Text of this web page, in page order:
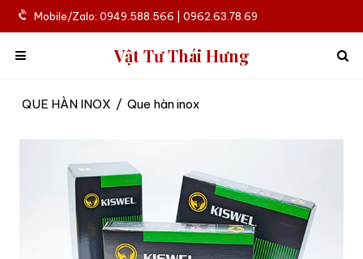
Mobile/Zalo: 0949.588.566 | 0962.63.78.69
Vật Tư Thái Hưng
QUE HÀN INOX / Que hàn inox